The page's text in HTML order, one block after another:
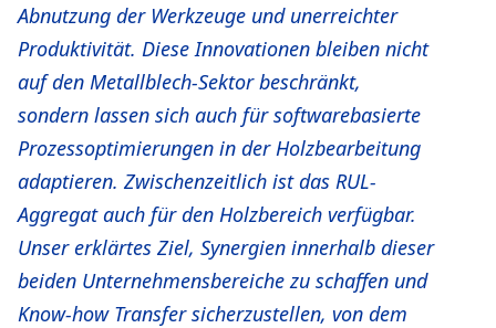
Abnutzung der Werkzeuge und unerreichter
Produktivität. Diese Innovationen bleiben nicht
auf den Metallblech-Sektor beschränkt,
sondern lassen sich auch für softwarebasierte
Prozessoptimierungen in der Holzbearbeitung
adaptieren. Zwischenzeitlich ist das RUL-
Aggregat auch für den Holzbereich verfügbar.
Unser erklärtes Ziel, Synergien innerhalb dieser
beiden Unternehmensbereiche zu schaffen und
Know-how Transfer sicherzustellen, von dem